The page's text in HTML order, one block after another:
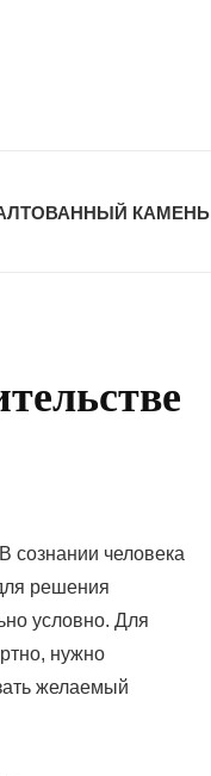
КАМЕНЬ
сознании человека
решения
условно. Для
нужно
желаемый